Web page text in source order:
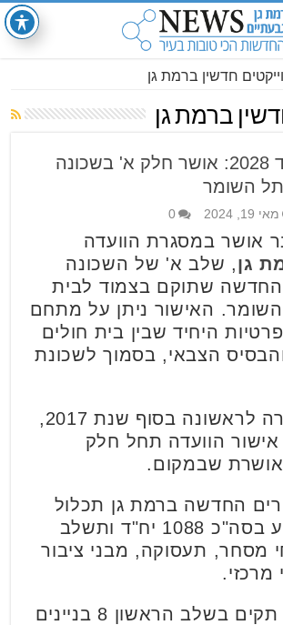
חדשין ברמת גן
ברמת גן
354 דירות עד 2028: אושר חלק א' בשכונה
השומר
מאי 19, 2024 0
אושר במסגרת הוועדה
גן, שלב א' של השכונה
החדשה שתוקם בצמוד לבית
האישור ניתן על מתחם
היחיד שבין בית חולים
הצבאי, בסמוך לשכונת
התב”ע אושרה לראשונה בסוף שנת 2017,
הוועדה תחל חלק
שבמקום.
החדשה ברמת גן תכלול
על פי התב"ע בסה"כ 1088 יח"ד ותשלב
מסחר, תעסוקה, מבני ציבור
מרכזי.
בשלב הראשון
8 בניינים